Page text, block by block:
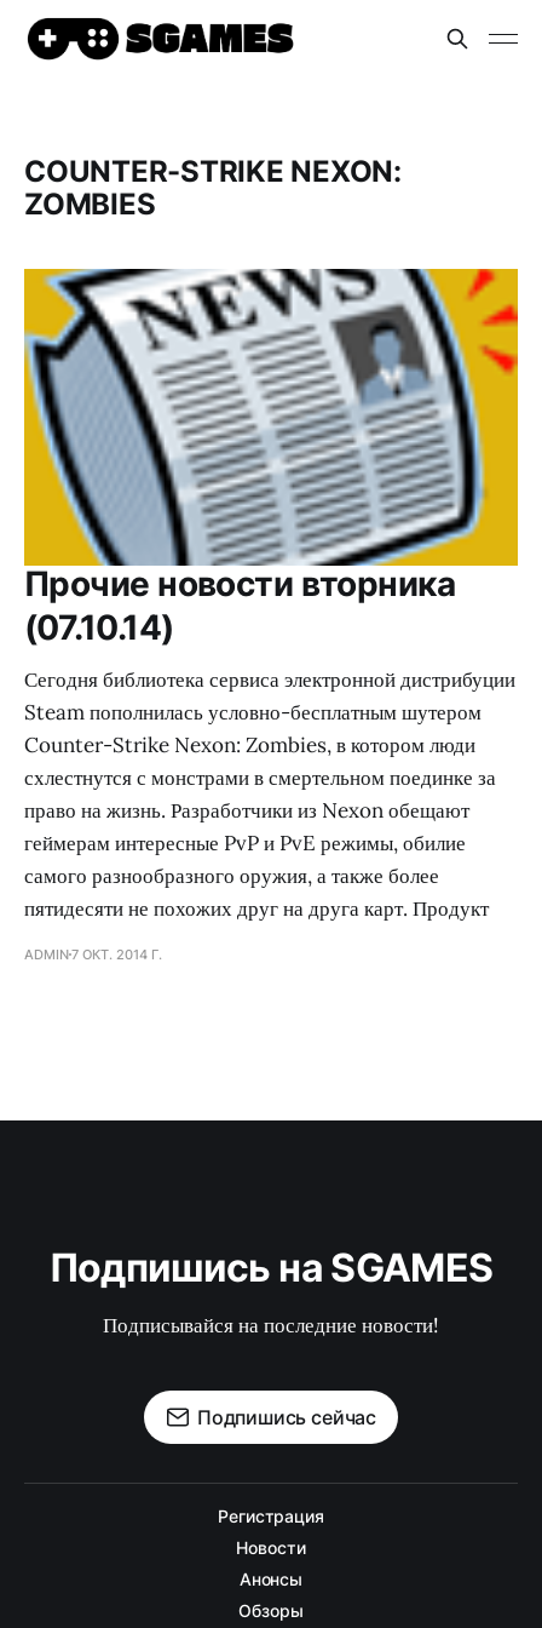
COUNTER-STRIKE NEXON:
ZOMBIES
Прочие новости вторника
(07.10.14)
Сегодня библиотека сервиса электронной дистрибуции
Steam пополнилась условно-бесплатным шутером
Counter-Strike Nexon: Zombies, в котором люди
схлестнутся с монстрами в смертельном поединке за
право на жизнь. Разработчики из Nexon обещают
геймерам интересные PvP и PvE режимы, обилие
самого разнообразного оружия, а также более
пятидесяти не похожих друг на друга карт. Продукт
ADMIN7 ОКТ. 2014 Г.
Подпишись на SGAMES
Подписывайся на последние новости!
Подпишись сейчас
Регистрация
Новости
Анонсы
Обзоры